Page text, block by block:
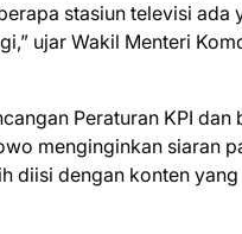
stasiun televisi ada
ujar Wakil Menteri
Peraturan KPI
menginginkan siaran
diisi dengan konten